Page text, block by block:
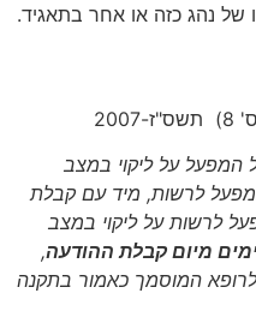
של נהג כזה או אחר בתאגיד.
המפעל על ליקוי במצב
לרשות, מיד עם קבלת
לרשות על ליקוי במצב
מיום קבלת ההודעה,
המוסמך כאמור בתקנה